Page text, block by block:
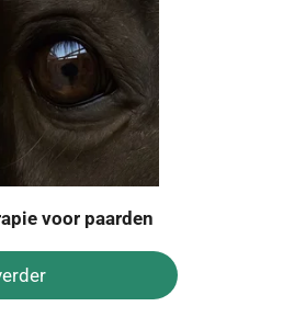
voor paarden